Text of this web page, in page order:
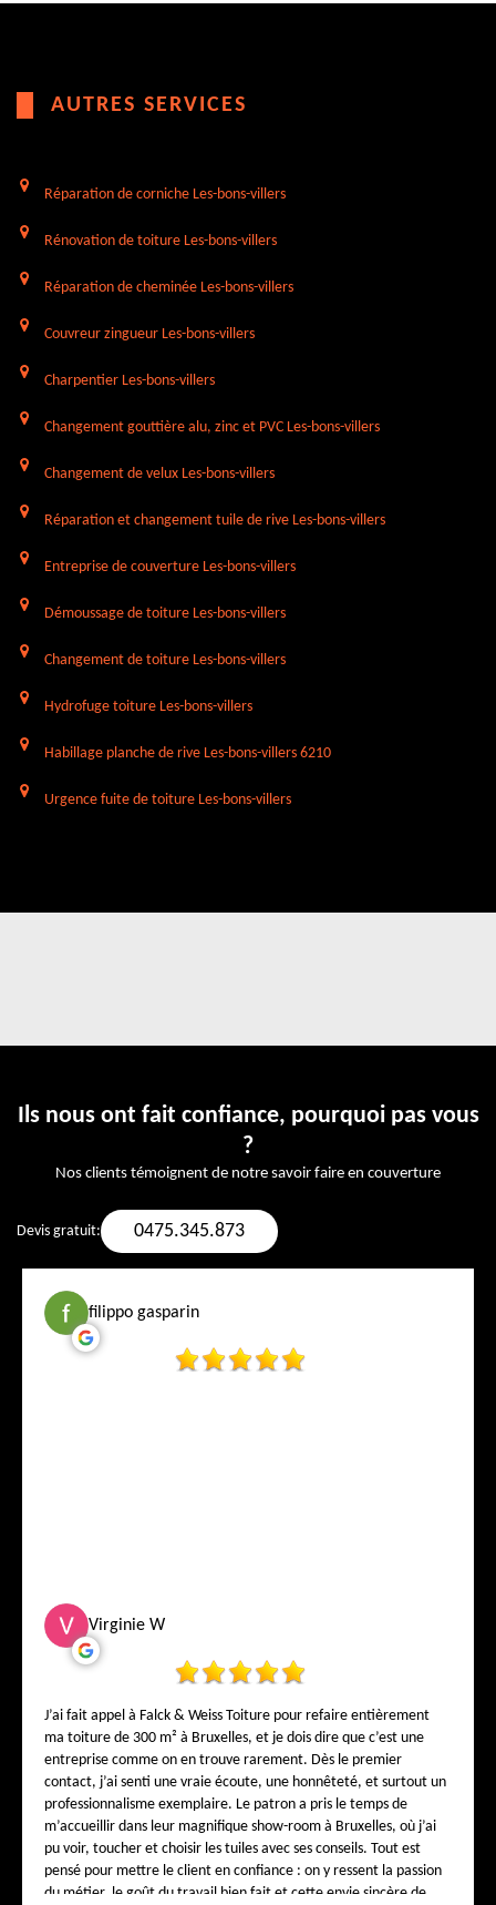
AUTRES SERVICES
Réparation de corniche Les-bons-villers
Rénovation de toiture Les-bons-villers
Réparation de cheminée Les-bons-villers
Couvreur zingueur Les-bons-villers
Charpentier Les-bons-villers
Changement gouttière alu, zinc et PVC Les-bons-villers
Changement de velux Les-bons-villers
Réparation et changement tuile de rive Les-bons-villers
Entreprise de couverture Les-bons-villers
Démoussage de toiture Les-bons-villers
Changement de toiture Les-bons-villers
Hydrofuge toiture Les-bons-villers
Habillage planche de rive Les-bons-villers 6210
Urgence fuite de toiture Les-bons-villers
Ils nous ont fait confiance, pourquoi pas vous
?
Nos clients témoignent de notre savoir faire en couverture
Devis gratuit: 0475.345.873
filippo gasparin
Virginie W
J’ai fait appel à Falck & Weiss Toiture pour refaire entièrement
ma toiture de 300 m² à Bruxelles, et je dois dire que c’est une
entreprise comme on en trouve rarement. Dès le premier
contact, j’ai senti une vraie écoute, une honnêteté, et surtout un
professionnalisme exemplaire. Le patron a pris le temps de
m’accueillir dans leur magnifique show-room à Bruxelles, où j’ai
pu voir, toucher et choisir les tuiles avec ses conseils. Tout est
pensé pour mettre le client en confiance : on y ressent la passion
du métier, le goût du travail bien fait et cette envie sincère de